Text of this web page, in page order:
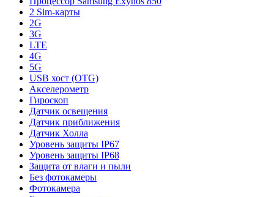
2 Sim-карты
2G
3G
LTE
4G
5G
USB хост (OTG)
Акселерометр
Гироскоп
Датчик освещения
Датчик приближения
Датчик Холла
Уровень защиты IP67
Уровень защиты IP68
Защита от влаги и пыли
Без фотокамеры
Фотокамера